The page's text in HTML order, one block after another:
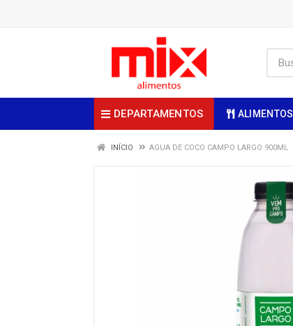
DEPARTAMENTOS ALIMENTOS
INÍCIO AGUA DE COCO CAMPO LARGO 900ML